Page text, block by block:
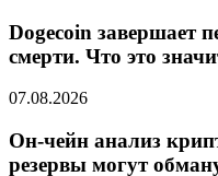
Dogecoin завершает
смерти. Что это
07.08.2026
Он-чейн анализ
резервы могут